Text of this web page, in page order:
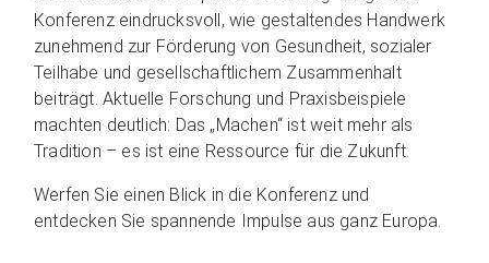
Konferenz eindrucksvoll, wie gestaltendes Handwerk
zunehmend zur Förderung von Gesundheit, sozialer
Teilhabe und gesellschaftlichem Zusammenhalt
beiträgt. Aktuelle Forschung und Praxisbeispiele
machten deutlich: Das „Machen“ ist weit mehr als
Tradition – es ist eine Ressource für die Zukunft.
Werfen Sie einen Blick in die Konferenz und
entdecken Sie spannende Impulse aus ganz Europa.